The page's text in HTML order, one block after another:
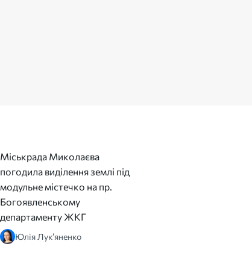
Міськрада Миколаєва
погодила виділення землі під
модульне містечко на пр.
Богоявленському
департаменту ЖКГ
Юлія Лук’яненко